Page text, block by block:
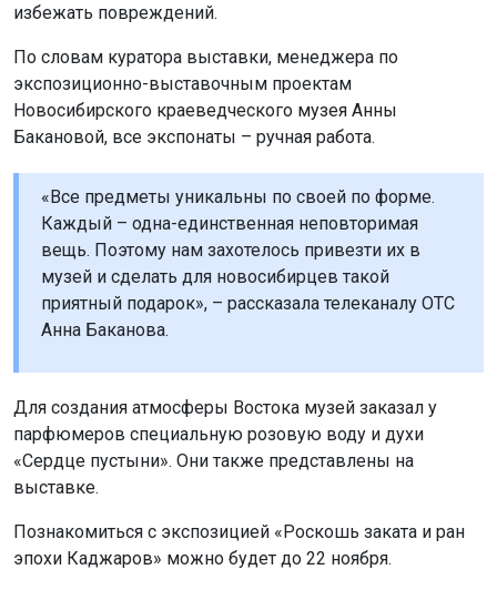
избежать повреждений.
По словам куратора выставки, менеджера по
экспозиционно-выставочным проектам
Новосибирского краеведческого музея Анны
Бакановой, все экспонаты – ручная работа.
«Все предметы уникальны по своей по форме.
Каждый – одна-единственная неповторимая
вещь. Поэтому нам захотелось привезти их в
музей и сделать для новосибирцев такой
приятный подарок», – рассказала телеканалу ОТС
Анна Баканова.
Для создания атмосферы Востока музей заказал у
парфюмеров специальную розовую воду и духи
«Сердце пустыни». Они также представлены на
выставке.
Познакомиться с экспозицией «Роскошь заката и ран
эпохи Каджаров» можно будет до 22 ноября.